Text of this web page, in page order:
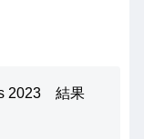
2023 結果